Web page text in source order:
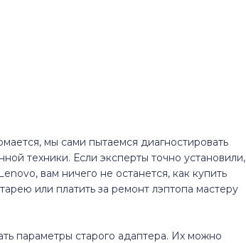
мы сами пытаемся диагностировать
техники. Если эксперты точно установили,
вам ничего не останется, как купить
или платить за ремонт лэптопа мастеру
параметры старого адаптера. Их можно